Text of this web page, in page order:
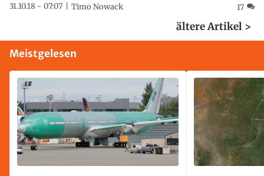
31.10.18 - 07:07 Timo Nowack 17
ältere Artikel >
Meistgelesen